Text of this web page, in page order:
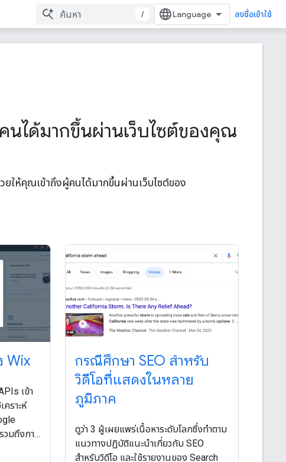
/ ลงชื่อเข้าใช้
นได้มากขึ้นผ่านเว็บไซต์ของคุณ
ยให้คุณเข้าถึงผู้คนได้มากขึ้นผ่านเว็บไซต์ของ
Wix
เข้า
ราะห์
วมถึงการ
กรณีศึกษา SEO สำหรับ
วิดีโอที่แสดงในหลาย
ภูมิภาค
ดูว่า 3 ผู้เผยแพร่เนื้อหาระดับโลกซึ่งทำตาม
แนวทางปฏิบัติแนะนําเกี่ยวกับ SEO
สำหรับวิดีโอ และใช้รายงานของ Search